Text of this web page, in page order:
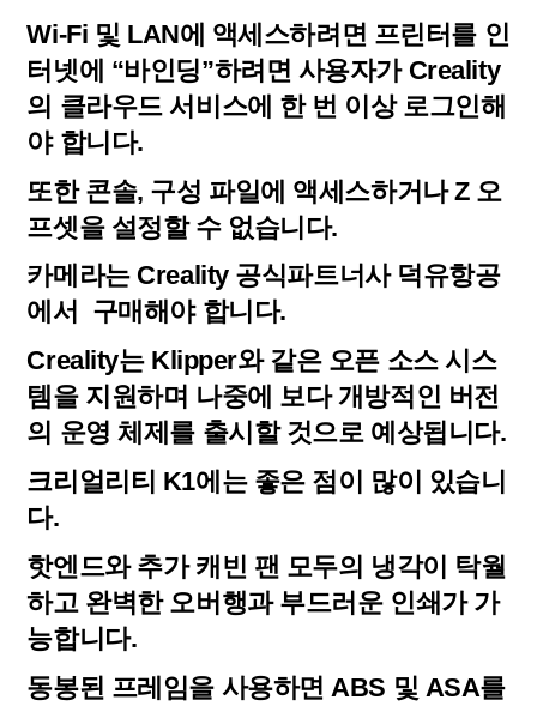
Wi-Fi 및 LAN에 액세스하려면 프린터를 인
터넷에 “바인딩”하려면 사용자가 Creality
의 클라우드 서비스에 한 번 이상 로그인해
야 합니다.
또한 콘솔, 구성 파일에 액세스하거나 Z 오
프셋을 설정할 수 없습니다.
카메라는 Creality 공식파트너사 덕유항공
에서 구매해야 합니다.
Creality는 Klipper와 같은 오픈 소스 시스
템을 지원하며 나중에 보다 개방적인 버전
의 운영 체제를 출시할 것으로 예상됩니다.
크리얼리티 K1에는 좋은 점이 많이 있습니
다.
핫엔드와 추가 캐빈 팬 모두의 냉각이 탁월
하고 완벽한 오버행과 부드러운 인쇄가 가
능합니다.
동봉된 프레임을 사용하면 ABS 및 ASA를